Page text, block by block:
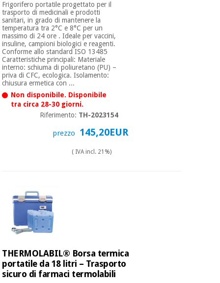
Frigorifero portatile progettato per il
trasporto di medicinali e prodotti
sanitari, in grado di mantenere la
temperatura tra 2°C e 8°C per un
massimo di 24 ore . Ideale per vaccini,
insuline, campioni biologici e reagenti.
Conforme allo standard ISO 13485
Caratteristiche principali: Materiale
interno: schiuma di poliuretano (PU) –
priva di CFC, ecologica. Isolamento:
chiusura ermetica con ...
Non disponibile. Disponibile
tra circa 28-30 giorni.
Riferimento: TH-2023154
prezzo 145,20EUR
( IVA incl. 21%)
THERMOLABIL® Borsa termica
portatile da 18 litri – Trasporto
sicuro di farmaci termolabili